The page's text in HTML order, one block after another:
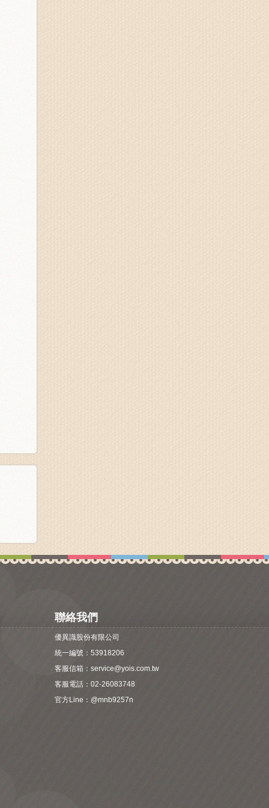
聯絡我們
優異識股份有限公司
統一編號：53918206
客服信箱： service@yois.com.tw
客服電話：02-26083748
官方Line： @mnb9257n